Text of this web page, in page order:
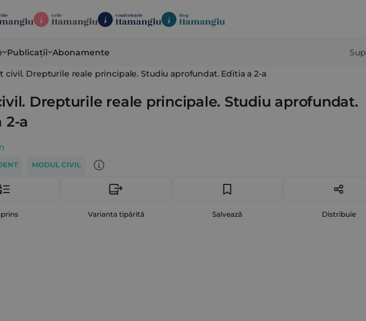
Publicații Abonamente
civil. Drepturile reale principale. Studiu aprofundat. Editia a 2-a
Drepturile reale principale. Studiu aprofundat.
2-a
MODUL CIVIL
Varianta tipărită Salvează Distribuie